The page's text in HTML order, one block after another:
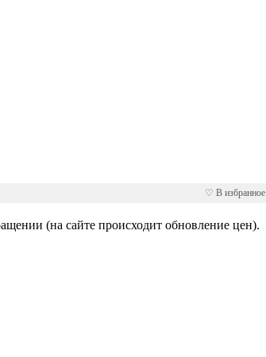
♡ В избранное
(на сайте происходит обновление цен).